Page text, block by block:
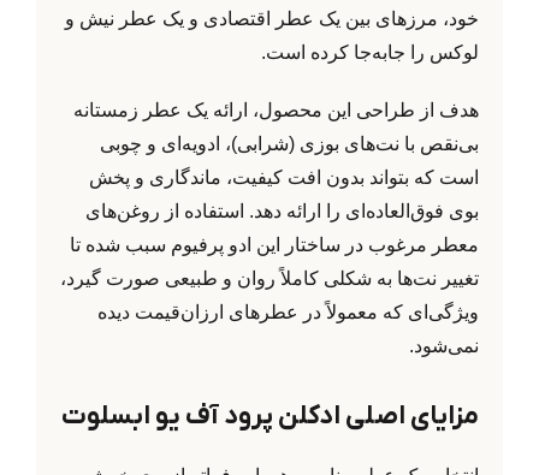
خود، مرزهای بین یک عطر اقتصادی و یک عطر نیش و
لوکس را جابه‌جا کرده است.
هدف از طراحی این محصول، ارائه یک عطر زمستانه
بی‌نقص با نت‌های بوزی (شرابی)، ادویه‌ای و چوبی
است که بتواند بدون افت کیفیت، ماندگاری و پخش
بوی فوق‌العاده‌ای را ارائه دهد. استفاده از روغن‌های
معطر مرغوب در ساختار این ادو پرفیوم سبب شده تا
تغییر نت‌ها به شکلی کاملاً روان و طبیعی صورت گیرد،
ویژگی‌ای که معمولاً در عطرهای ارزان‌قیمت دیده
نمی‌شود.
مزایای اصلی ادکلن پرود آف یو ابسلوت